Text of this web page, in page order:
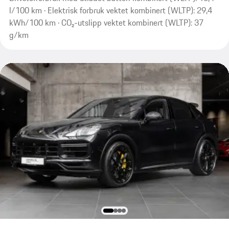
l/100 km · Elektrisk forbruk vektet kombinert (WLTP): 29,4
kWh/100 km · CO₂-utslipp vektet kombinert (WLTP): 37
g/km